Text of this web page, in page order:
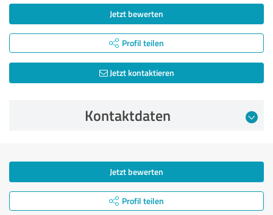
Jetzt bewerten
Profil teilen
Jetzt kontaktieren
Kontaktdaten
Jetzt bewerten
Profil teilen